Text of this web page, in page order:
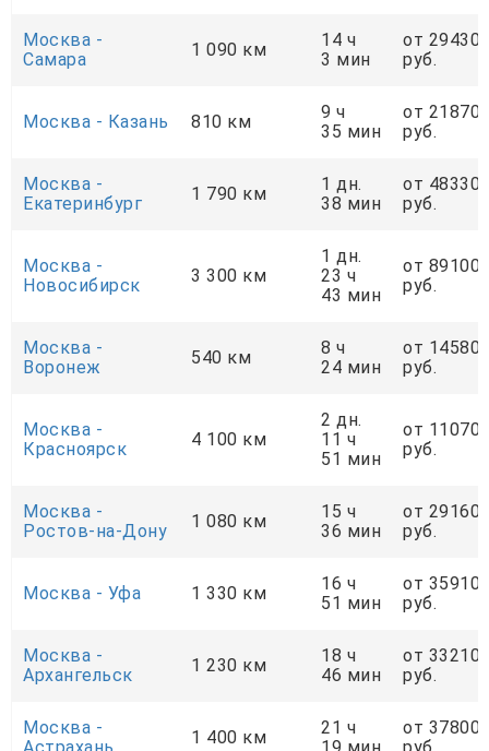
Москва -
Самара
1 090 км
14 ч
3 мин
от 29430
руб.
Москва - Казань 810 км
9 ч
35 мин
от 21870
руб.
Москва -
Екатеринбург
1 790 км
1 дн.
38 мин
от 48330
руб.
Москва -
Новосибирск
3 300 км
1 дн.
23 ч
43 мин
от 89100
руб.
Москва -
Воронеж
540 км
8 ч
24 мин
от 14580
руб.
Москва -
Красноярск
4 100 км
2 дн.
11 ч
51 мин
от
руб.
Москва -
Ростов-на-Дону
1 080 км
15 ч
36 мин
от 29160
руб.
Москва - Уфа 1 330 км
16 ч
51 мин
от 35910
руб.
Москва -
Архангельск
1 230 км
18 ч
46 мин
от 33210
руб.
Москва -
1 400 км
21 ч
от 37800